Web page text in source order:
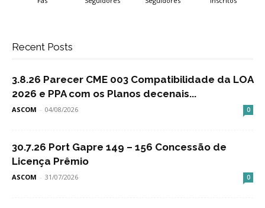
Recent Posts
3.8.26 Parecer CME 003 Compatibilidade da LOA
2026 e PPA com os Planos decenais...
ASCOM - 04/08/2026 0
30.7.26 Port Gapre 149 – 156 Concessão de
Licença Prêmio
ASCOM - 31/07/2026 0